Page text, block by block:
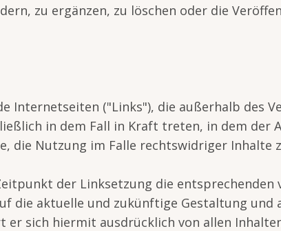
zu ergänzen, zu löschen oder die
Internetseiten ("Links"), die außerhalb des
in dem Fall in Kraft treten, in dem der
die Nutzung im Falle rechtswidriger Inhalte
der Linksetzung die
die aktuelle und zukünftige Gestaltung und
sich hiermit ausdrücklich von allen